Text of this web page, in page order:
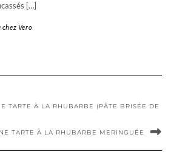
[…]
chez Vero
TARTE À LA RHUBARBE (PÂTE BRISÉE DE
TARTE À LA RHUBARBE MERINGUÉE